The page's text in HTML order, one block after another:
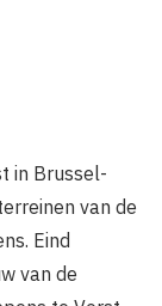
in Brussel-
van de
Eind
van de